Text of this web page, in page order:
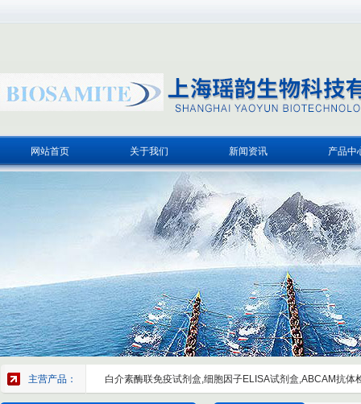
网站首页 关于我们 新闻资讯 产品中
主营产品： 白介素酶联免疫试剂盒,细胞因子ELISA试剂盒,ABCAM抗体